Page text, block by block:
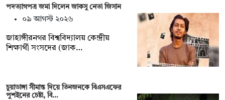
পদত্যাগপত্র জমা দিলেন জাকসু নেতা জিসান
০৯ আগস্ট ২০২৬
জাহাঙ্গীরনগর বিশ্ববিদ্যালয় কেন্দ্রীয়
শিক্ষার্থী সংসদের (জাক…
চুয়াডাঙ্গা সীমান্ত দিয়ে তিনজনকে বিএসএফের
পুশইনের চেষ্টা, বি…